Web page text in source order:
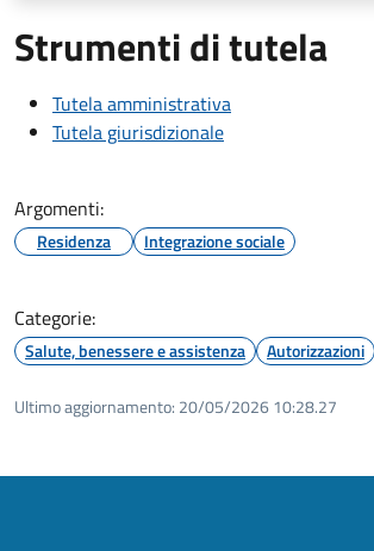
Strumenti di tutela
Tutela amministrativa
Tutela giurisdizionale
Argomenti:
Residenza Integrazione sociale
Categorie:
Salute, benessere e assistenza Autorizzazioni
Ultimo aggiornamento: 20/05/2026 10:28.27